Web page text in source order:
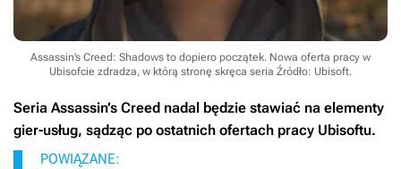
Assassin’s Creed: Shadows to dopiero początek. Nowa oferta pracy w
Ubisofcie zdradza, w którą stronę skręca seria Źródło: Ubisoft.
Seria Assassin’s Creed nadal będzie stawiać na elementy
gier-usług, sądząc po ostatnich ofertach pracy Ubisoftu.
POWIĄZANE: